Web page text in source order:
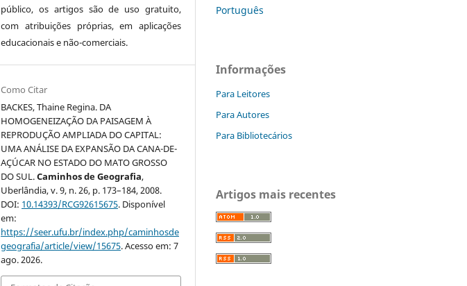
público, os artigos são de uso gratuito,
com atribuições próprias, em aplicações
educacionais e não-comerciais.
Como Citar
BACKES, Thaine Regina. DA
HOMOGENEIZAÇÃO DA PAISAGEM À
REPRODUÇÃO AMPLIADA DO CAPITAL:
UMA ANÁLISE DA EXPANSÃO DA CANA-DE-
AÇÚCAR NO ESTADO DO MATO GROSSO
DO SUL.Caminhos de Geografia,
Uberlândia, v. 9, n. 26, p. 173–184, 2008.
DOI: 10.14393/RCG92615675. Disponível
em:
https://seer.ufu.br/index.php/caminhosde
geografia/article/view/15675. Acesso em: 7
ago. 2026.
Português
Informações
Para Leitores
Para Autores
Para Bibliotecários
Artigos mais recentes